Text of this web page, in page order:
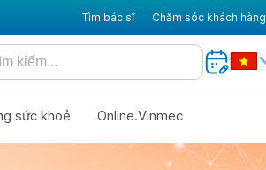
Tìm bác sĩ Chăm sóc khách hàng
sức khoẻ Online.Vinmec